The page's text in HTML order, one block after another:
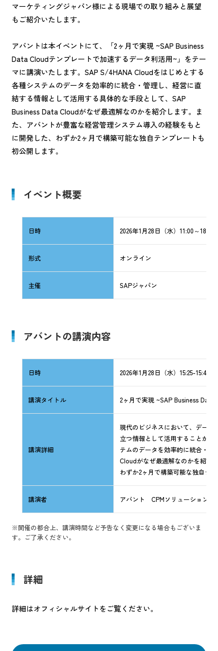
マーケティングジャパン様による現場での取り組みと展望
もご紹介いたします。
アバントは本イベントにて、「2ヶ月で実現 ~SAP Business
Data Cloudテンプレートで加速するデータ利活用~」をテー
マに講演いたします。SAP S/4HANA Cloudをはじめとする
各種システムのデータを効率的に統合・管理し、経営に直
結する情報として活用する具体的な手段として、SAP
Business Data Cloudがなぜ最適解なのかを紹介します。ま
た、アバントが豊富な経営管理システム導入の経験をもと
に開発した、わずか2ヶ月で構築可能な独自テンプレートも
初公開します。
イベント概要
日時 2026年1月28日（水）11:00～18:05
形式 オンライン
主催 SAPジャパン
アバントの講演内容
日時 2026年1月28日（水）15:25-15:45
講演タイトル 2ヶ月で実現 ~SAP Business
講演詳細
現代のビジネスにおいて、デー
立つ情報として活用することが
テムのデータを効率的に統合・
Cloudがなぜ最適解なのかを紹介
わずか2ヶ月で構築可能な独自テ
講演者 アバント CPMソリューション
※開催の都合上、講演時間など予告なく変更になる場合もございま
す。ご了承ください。
詳細
詳細はオフィシャルサイトをご覧ください。